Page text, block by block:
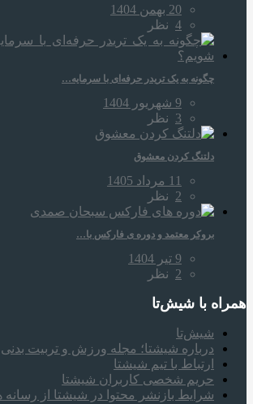
20 بهمن 1404
4 نظر
چگونه به یک تریدر حرفه‌ای با سرمایه…
9 شهریور 1404
3 نظر
دلتنگ کردن معشوق
11 مرداد 1405
2 نظر
بروکر معتمد و دوره‌ ی فارکس با…
9 تیر 1404
2 نظر
همراه‌ با شیش‌تا
شیش‌تا
درباره شیشتا؛ مجله ورزش و تربیت بدنی
ارتباط با تیم شیشتا
حریم شخصی کاربران شیشتا
شرایط بازنشر محتوا در شیشتا از رسانه